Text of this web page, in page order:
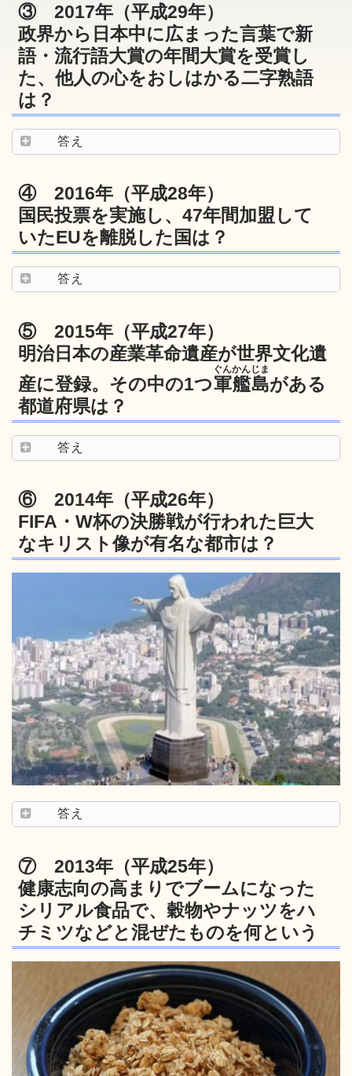
③ 2017年（平成29年）
政界から日本中に広まった言葉で新
語・流行語大賞の年間大賞を受賞し
た、他人の心をおしはかる二字熟語
は？
答え
④ 2016年（平成28年）
国民投票を実施し、47年間加盟して
いたEUを離脱した国は？
答え
⑤ 2015年（平成27年）
明治日本の産業革命遺産が世界文化遺
産に登録。その中の1つ軍艦島
ぐんかんじま
がある
都道府県は？
答え
⑥ 2014年（平成26年）
FIFA・W杯の決勝戦が行われた巨大
なキリスト像が有名な都市は？
答え
⑦ 2013年（平成25年）
健康志向の高まりでブームになった
シリアル食品で、穀物やナッツをハ
チミツなどと混ぜたものを何という